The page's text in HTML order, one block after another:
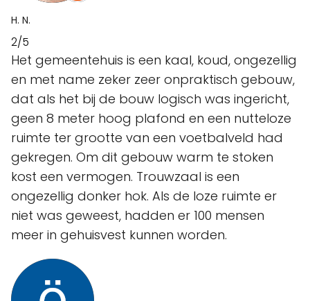
H. N.
2/5
Het gemeentehuis is een kaal, koud, ongezellig
en met name zeker zeer onpraktisch gebouw,
dat als het bij de bouw logisch was ingericht,
geen 8 meter hoog plafond en een nutteloze
ruimte ter grootte van een voetbalveld had
gekregen. Om dit gebouw warm te stoken
kost een vermogen. Trouwzaal is een
ongezellig donker hok. Als de loze ruimte er
niet was geweest, hadden er 100 mensen
meer in gehuisvest kunnen worden.